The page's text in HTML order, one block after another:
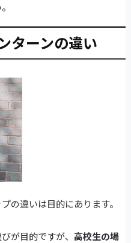
ターンの違い
の違いは目的にあります。
が目的ですが、 高校生の場